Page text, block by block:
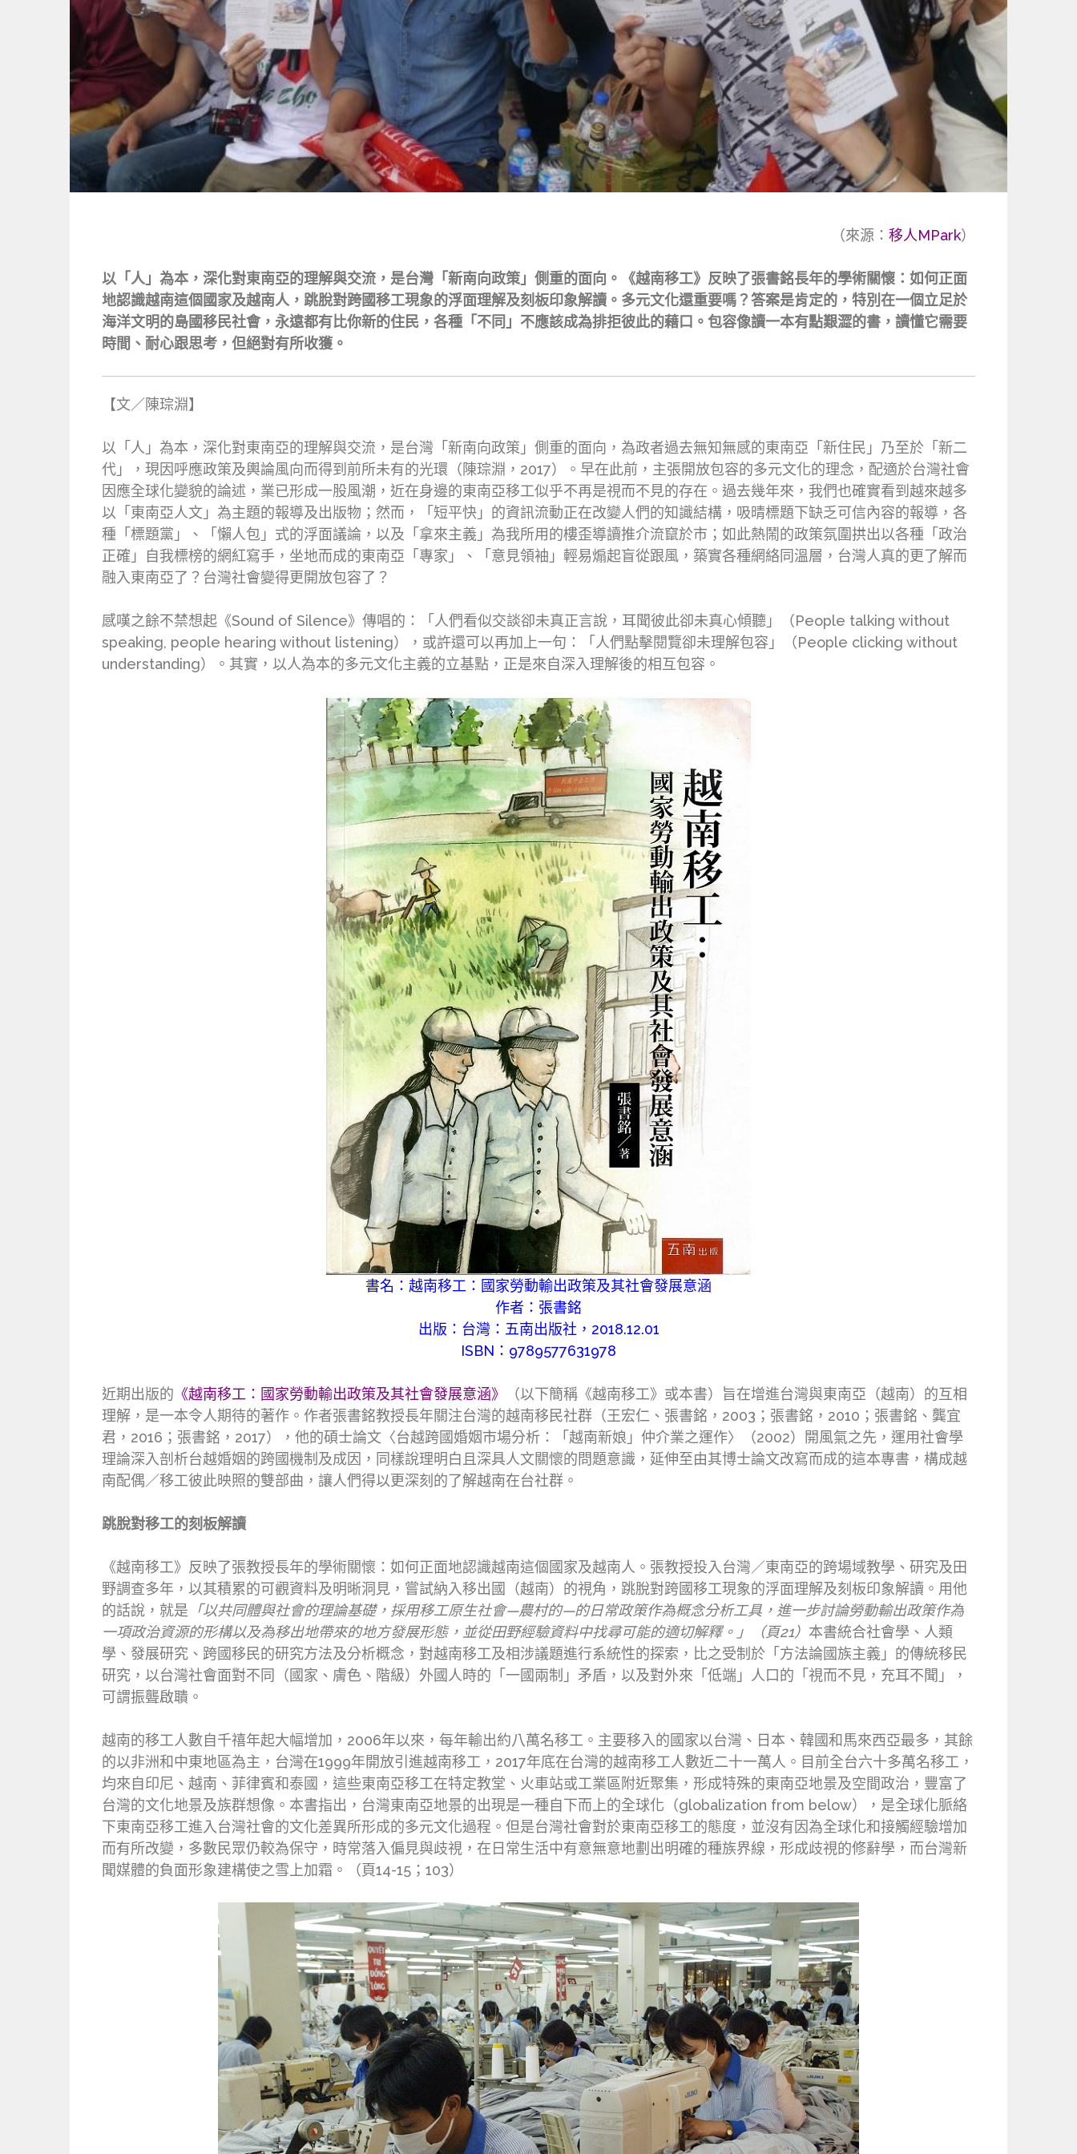
（來源： 移人MPark）
以「人」為本，深化對東南亞的理解與交流，是台灣「新南向政策」側重的面向。《越南移工》反映了張書銘長年的學術關懷：如何正面
地認識越南這個國家及越南人，跳脫對跨國移工現象的浮面理解及刻板印象解讀。多元文化還重要嗎？答案是肯定的，特別在一個立足於
海洋文明的島國移民社會，永遠都有比你新的住民，各種「不同」不應該成為排拒彼此的藉口。包容像讀一本有點艱澀的書，讀懂它需要
時間、耐心跟思考，但絕對有所收獲。
【文／陳琮淵】
以「人」為本，深化對東南亞的理解與交流，是台灣「新南向政策」側重的面向，為政者過去無知無感的東南亞「新住民」乃至於「新二
代」，現因呼應政策及輿論風向而得到前所未有的光環（陳琮淵，2017）。早在此前，主張開放包容的多元文化的理念，配適於台灣社會
因應全球化變貌的論述，業已形成一股風潮，近在身邊的東南亞移工似乎不再是視而不見的存在。過去幾年來，我們也確實看到越來越多
以「東南亞人文」為主題的報導及出版物；然而，「短平快」的資訊流動正在改變人們的知識結構，吸晴標題下缺乏可信內容的報導，各
種「標題黨」、「懶人包」式的浮面議論，以及「拿來主義」為我所用的樓歪導讀推介流竄於市；如此熱鬧的政策氛圍拱出以各種「政治
正確」自我標榜的網紅寫手，坐地而成的東南亞「專家」、「意見領袖」輕易煽起盲從跟風，築實各種網絡同溫層，台灣人真的更了解而
融入東南亞了？台灣社會變得更開放包容了？
感嘆之餘不禁想起《Sound of Silence》傳唱的：「人們看似交談卻未真正言說，耳聞彼此卻未真心傾聽」（People talking without
speaking, people hearing without listening），或許還可以再加上一句：「人們點擊閱覽卻未理解包容」（People clicking without
understanding）。其實，以人為本的多元文化主義的立基點，正是來自深入理解後的相互包容。
書名：越南移工：國家勞動輸出政策及其社會發展意涵
作者：張書銘
出版：台灣：五南出版社，2018.12.01
ISBN：9789577631978
近期出版的 《越南移工：國家勞動輸出政策及其社會發展意涵》
（以下簡稱《越南移工》或本書）旨在增進台灣與東南亞（越南）的互相
理解，是一本令人期待的著作。作者張書銘教授長年關注台灣的越南移民社群（王宏仁、張書銘，2003；張書銘，2010；張書銘、龔宜
君，2016；張書銘，2017），他的碩士論文〈台越跨國婚姻市場分析：「越南新娘」仲介業之運作〉（2002）開風氣之先，運用社會學
理論深入剖析台越婚姻的跨國機制及成因，同樣說理明白且深具人文關懷的問題意識，延伸至由其博士論文改寫而成的這本專書，構成越
南配偶／移工彼此映照的雙部曲，讓人們得以更深刻的了解越南在台社群。
跳脫對移工的刻板解讀
《越南移工》反映了張教授長年的學術關懷：如何正面地認識越南這個國家及越南人。張教授投入台灣／東南亞的跨場域教學、研究及田
野調查多年，以其積累的可觀資料及明晰洞見，嘗試納入移出國（越南）的視角，跳脫對跨國移工現象的浮面理解及刻板印象解讀。用他
的話說，就是 「以共同體與社會的理論基礎，採用移工原生社會—農村的—的日常政策作為概念分析工具，進一步討論勞動輸出政策作為
一項政治資源的形構以及為移出地帶來的地方發展形態，並從田野經驗資料中找尋可能的適切解釋。」（頁21） 本書統合社會學、人類
學、發展研究、跨國移民的研究方法及分析概念，對越南移工及相涉議題進行系統性的探索，比之受制於「方法論國族主義」的傳統移民
研究，以台灣社會面對不同（國家、膚色、階級）外國人時的「一國兩制」矛盾，以及對外來「低端」人口的「視而不見，充耳不聞」，
可謂振聾啟聵。
越南的移工人數自千禧年起大幅增加，2006年以來，每年輸出約八萬名移工。主要移入的國家以台灣、日本、韓國和馬來西亞最多，其餘
的以非洲和中東地區為主，台灣在1999年開放引進越南移工，2017年底在台灣的越南移工人數近二十一萬人。目前全台六十多萬名移工，
均來自印尼、越南、菲律賓和泰國，這些東南亞移工在特定教堂、火車站或工業區附近聚集，形成特殊的東南亞地景及空間政治，豐富了
台灣的文化地景及族群想像。本書指出，台灣東南亞地景的出現是一種自下而上的全球化（globalization from below），是全球化脈絡
下東南亞移工進入台灣社會的文化差異所形成的多元文化過程。但是台灣社會對於東南亞移工的態度，並沒有因為全球化和接觸經驗增加
而有所改變，多數民眾仍較為保守，時常落入偏見與歧視，在日常生活中有意無意地劃出明確的種族界線，形成歧視的修辭學，而台灣新
聞媒體的負面形象建構使之雪上加霜。（頁14-15；103）